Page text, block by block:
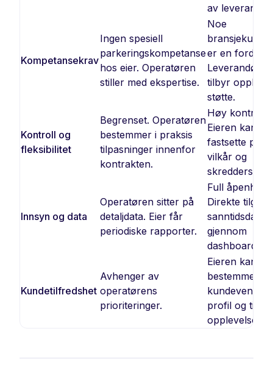
av
Kompetansekrav
Ingen spesiell
parkeringskompetanse
hos eier. Operatøren
stiller med ekspertise.
Noe
er en fordel.
Leverandøren
tilbyr
støtte.
Kontroll og
fleksibilitet
Begrenset. Operatøren
bestemmer i praksis
tilpasninger innenfor
kontrakten.
Høy kontroll.
Eieren kan
fastsette
vilkår og
skreddersy
Innsyn og data
Operatøren sitter på
detaljdata. Eier får
periodiske rapporter.
Full åpenhet.
Direkte
sanntidsdata
gjennom
dashboard.
Kundetilfredshet
Avhenger av
operatørens
prioriteringer.
Eieren kan
bestemme en
kundevennlig
profil og
opplevelsen.